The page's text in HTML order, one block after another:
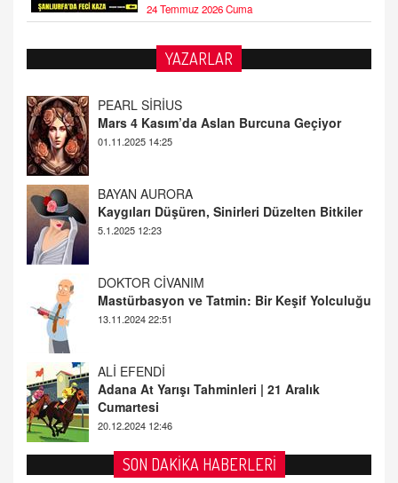
24 Temmuz 2026 Cuma
YAZARLAR
Mars 4 Kasım’da Aslan Burcuna Geçiyor
01.11.2025 14:25
Kaygıları Düşüren, Sinirleri Düzelten Bitkiler
5.1.2025 12:23
Mastürbasyon ve Tatmin: Bir Keşif Yolculuğu
13.11.2024 22:51
Adana At Yarışı Tahminleri | 21 Aralık
Cumartesi
20.12.2024 12:46
Sağlıklı Bir Cinsel Yaşam ile İlgili Bilinmesi
Gerekenler
SON DAKİKA HABERLERİ